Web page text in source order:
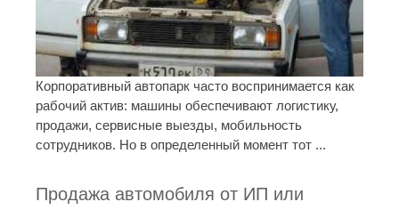
Корпоративный автопарк часто воспринимается как
рабочий актив: машины обеспечивают логистику,
продажи, сервисные выезды, мобильность
сотрудников. Но в определенный момент тот ...
Продажа автомобиля от ИП или